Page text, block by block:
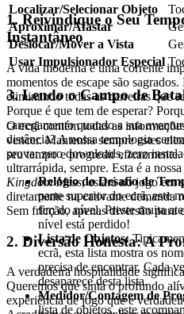
Localizar/Selecionar Objeto
Aproximar/Afastar
Deslocar/Mover a Vista
Usar Impulsionador Especial
3. Lendo o Campo de
O ecrã contém todas as
vencer. Mantenha sempre estes
seu tempo e progredir eficazmente.
Relógio do Desafio de
parte superior do ecrã, este
fim do nível. Preste muita
nível está perdido!
Lista de Objetos:
ecrã, esta lista mostra os
precisa de encontrar. Cada
desaparece desta lista.
Medidor/Contagem de
lista de objetos, este
1. Reivindique o Seu
Instantâneo
A vida moderna é uma corrente
momentos de escape são
eliminando todas as barreiras que
Porque é que tem de esperar?
carregamento quando a sua
distância? A nossa tecnologia
prova: zero downloads, zero
ultrarrápida, sempre. Esta é a
Kingdom Mess, estará no jogo em
diretamente na cativante demanda
Sem fricção, apenas diversão pura
2. Diversão Honesta: A
A verdadeira hospitalidade
Queremos que sinta o profundo
experiência de jogo que é